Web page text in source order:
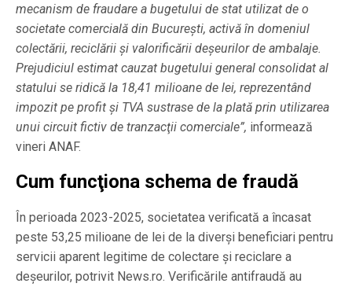
mecanism de fraudare a bugetului de stat utilizat de o
societate comercială din Bucureşti, activă în domeniul
colectării, reciclării şi valorificării deşeurilor de ambalaje.
Prejudiciul estimat cauzat bugetului general consolidat al
statului se ridică la 18,41 milioane de lei, reprezentând
impozit pe profit şi TVA sustrase de la plată prin utilizarea
unui circuit fictiv de tranzacţii comerciale”, informează
vineri ANAF.
Cum funcţiona schema de fraudă
În perioada 2023-2025, societatea verificată a încasat
peste 53,25 milioane de lei de la diverşi beneficiari pentru
servicii aparent legitime de colectare şi reciclare a
deşeurilor, potrivit News.ro. Verificările antifraudă au